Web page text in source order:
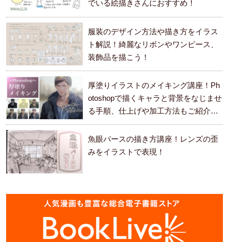
でいる絵描きさんにおすすめ！
服装のデザイン方法や描き方をイラス
ト解説！綺麗なリボンやワンピース、
装飾品を描こう！
厚塗りイラストのメイキング講座！Ph
otoshopで描くキャラと背景をなじませ
る手順、仕上げや加工方法もご紹介し
ます。
魚眼パースの描き方講座！レンズの歪
みをイラストで表現！